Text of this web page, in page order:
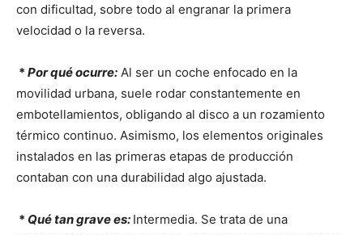
con dificultad, sobre todo al engranar la primera
velocidad o la reversa.
* Por qué ocurre: Al ser un coche enfocado en la
movilidad urbana, suele rodar constantemente en
embotellamientos, obligando al disco a un rozamiento
térmico continuo. Asimismo, los elementos originales
instalados en las primeras etapas de producción
contaban con una durabilidad algo ajustada.
* Qué tan grave es: Intermedia. Se trata de una